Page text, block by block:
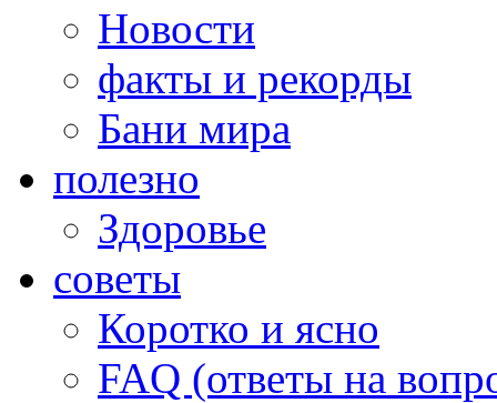
Новости
факты и рекорды
Бани мира
полезно
Здоровье
советы
Коротко и ясно
FAQ (ответы на